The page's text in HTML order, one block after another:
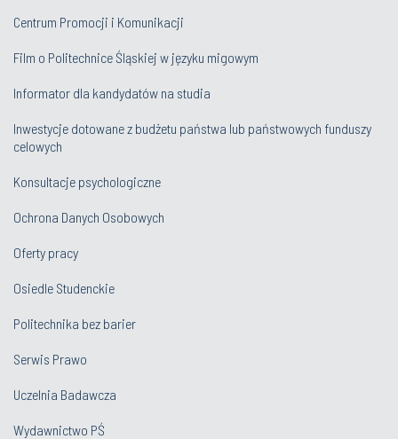
Centrum Promocji i Komunikacji
Film o Politechnice Śląskiej w języku migowym
Informator dla kandydatów na studia
Inwestycje dotowane z budżetu państwa lub państwowych funduszy
celowych
Konsultacje psychologiczne
Ochrona Danych Osobowych
Oferty pracy
Osiedle Studenckie
Politechnika bez barier
Serwis Prawo
Uczelnia Badawcza
Wydawnictwo PŚ